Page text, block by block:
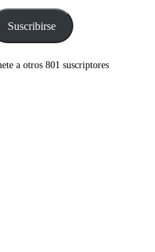
Suscribirse
a otros 801 suscriptores